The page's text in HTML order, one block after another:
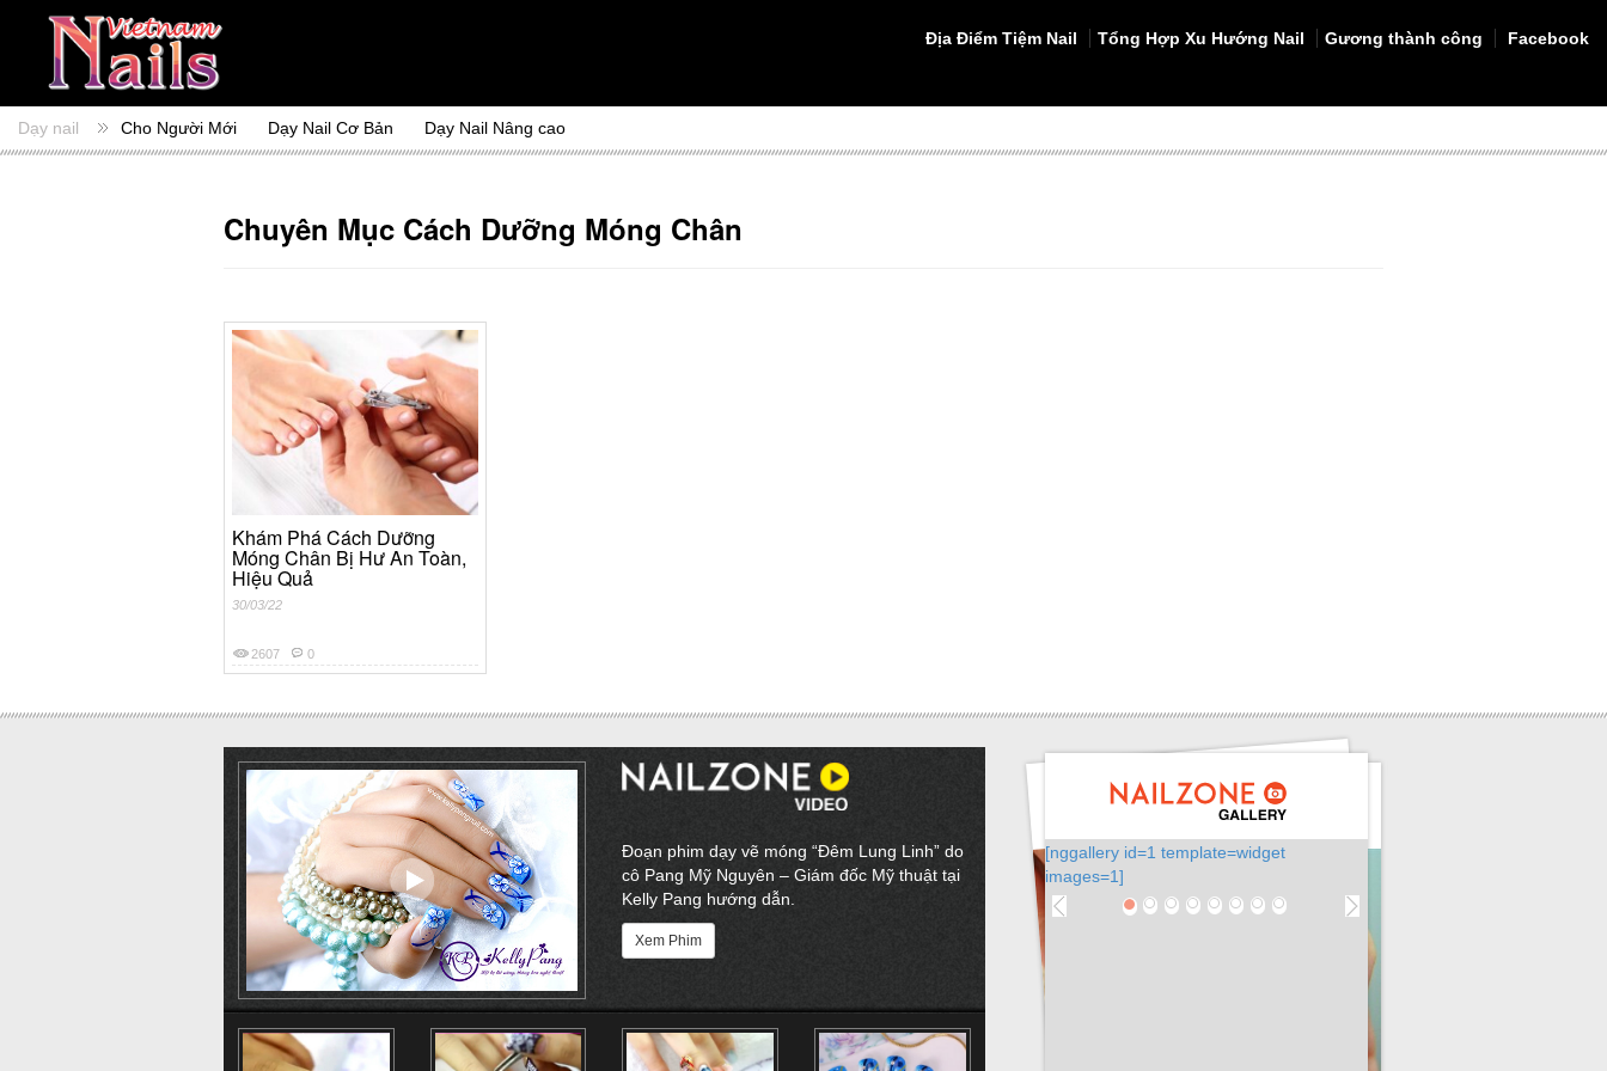
Địa Điểm Tiệm Nail Tổng Hợp Xu Hướng Nail Gương thành công Facebook
Dạy nail Cho Người Mới Dạy Nail Cơ Bản Dạy Nail Nâng cao
Chuyên Mục Cách Dưỡng Móng Chân
Khám Phá Cách Dưỡng
Móng Chân Bị Hư An Toàn,
Hiệu Quả
30/03/22
2607 0
Đoạn phim dạy vẽ móng “Đêm Lung Linh” do
cô Pang Mỹ Nguyên – Giám đốc Mỹ thuật tại
Kelly Pang hướng dẫn.
Xem Phim
[nggallery id=1 template=widget
images=1]